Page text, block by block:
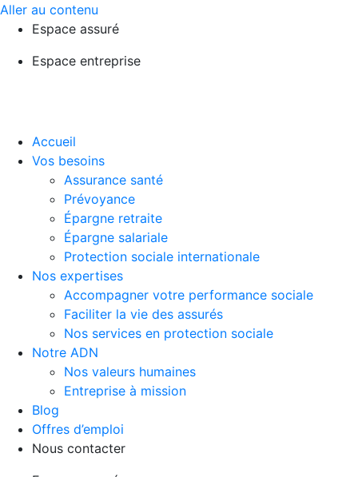
Aller au contenu
Espace assuré
Espace entreprise
Accueil
Vos besoins
Assurance santé
Prévoyance
Épargne retraite
Épargne salariale
Protection sociale internationale
Nos expertises
Accompagner votre performance sociale
Faciliter la vie des assurés
Nos services en protection sociale
Notre ADN
Nos valeurs humaines
Entreprise à mission
Blog
Offres d’emploi
Nous contacter